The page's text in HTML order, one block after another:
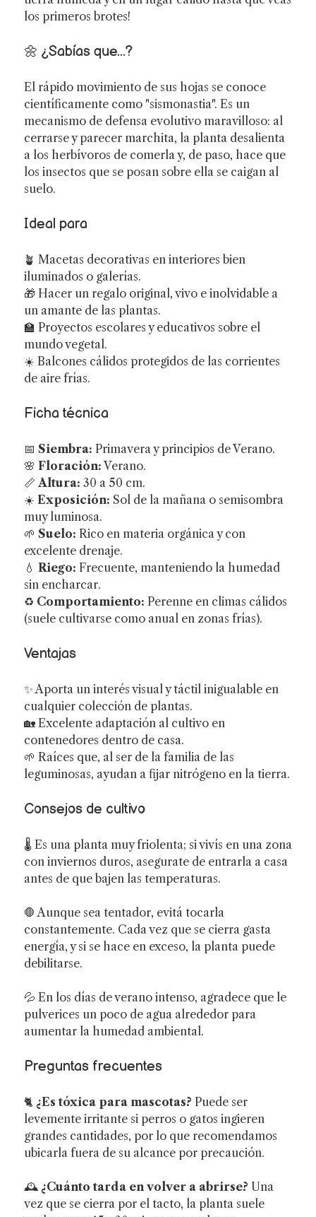
los primeros brotes!
🌼 ¿Sabías que...?
El rápido movimiento de sus hojas se conoce
científicamente como "sismonastia". Es un
mecanismo de defensa evolutivo maravilloso: al
cerrarse y parecer marchita, la planta desalienta
a los herbívoros de comerla y, de paso, hace que
los insectos que se posan sobre ella se caigan al
suelo.
Ideal para
🪴 Macetas decorativas en interiores bien
iluminados o galerías.
🎁 Hacer un regalo original, vivo e inolvidable a
un amante de las plantas.
🏫 Proyectos escolares y educativos sobre el
mundo vegetal.
☀️ Balcones cálidos protegidos de las corrientes
de aire frías.
Ficha técnica
📅 Siembra: Primavera y principios de Verano.
🌸 Floración:Verano.
📏 Altura: 30 a 50 cm.
☀️ Exposición: Sol de la mañana o semisombra
muy luminosa.
🌱 Suelo: Rico en materia orgánica y con
excelente drenaje.
💧 Riego: Frecuente, manteniendo la humedad
sin encharcar.
♻️ Comportamiento: Perenne en climas cálidos
(suele cultivarse como anual en zonas frías).
Ventajas
✨ Aporta un interés visual y táctil inigualable en
cualquier colección de plantas.
🏡 Excelente adaptación al cultivo en
contenedores dentro de casa.
🌱 Raíces que, al ser de la familia de las
leguminosas, ayudan a fijar nitrógeno en la tierra.
Consejos de cultivo
🌡️ Es una planta muy friolenta; si vivís en una zona
con inviernos duros, asegurate de entrarla a casa
antes de que bajen las temperaturas.
🛑 Aunque sea tentador, evitá tocarla
constantemente. Cada vez que se cierra gasta
energía, y si se hace en exceso, la planta puede
debilitarse.
💦 En los días de verano intenso, agradece que le
pulverices un poco de agua alrededor para
aumentar la humedad ambiental.
Preguntas frecuentes
🐈 ¿Es tóxica para mascotas? Puede ser
levemente irritante si perros o gatos ingieren
grandes cantidades, por lo que recomendamos
ubicarla fuera de su alcance por precaución.
🕰️ ¿Cuánto tarda en volver a abrirse? Una
vez que se cierra por el tacto, la planta suele